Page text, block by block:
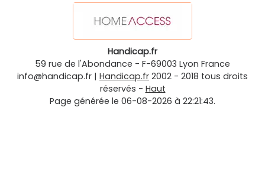
Handicap.fr
59 rue de l'Abondance - F-69003 Lyon France
info@handicap.fr | Handicap.fr 2002 - 2018 tous droits
réservés - Haut
Page générée le 06-08-2026 à 22:21:43.